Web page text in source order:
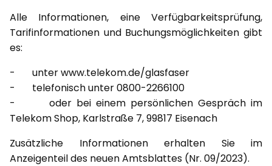
Alle Informationen, eine Verfügbarkeitsprüfung,
Tarifinformationen und Buchungsmöglichkeiten gibt
es:
- unter www.telekom.de/glasfaser
- telefonisch unter 0800-2266100
- oder bei einem persönlichen Gespräch im
Telekom Shop, Karlstraße 7, 99817 Eisenach
Zusätzliche Informationen erhalten Sie im
Anzeigenteil des neuen Amtsblattes (Nr. 09/2023).